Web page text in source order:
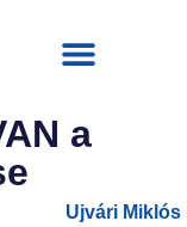
a
Ujvári Miklós